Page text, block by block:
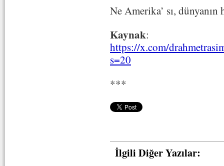
Ne Amerika’ sı, dünyanın
Kaynak:
https://x.com/
s=20
***
İlgili Diğer Yazılar: